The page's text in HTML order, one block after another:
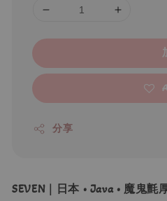
分享
SEVEN｜日本 • Java • 魔鬼